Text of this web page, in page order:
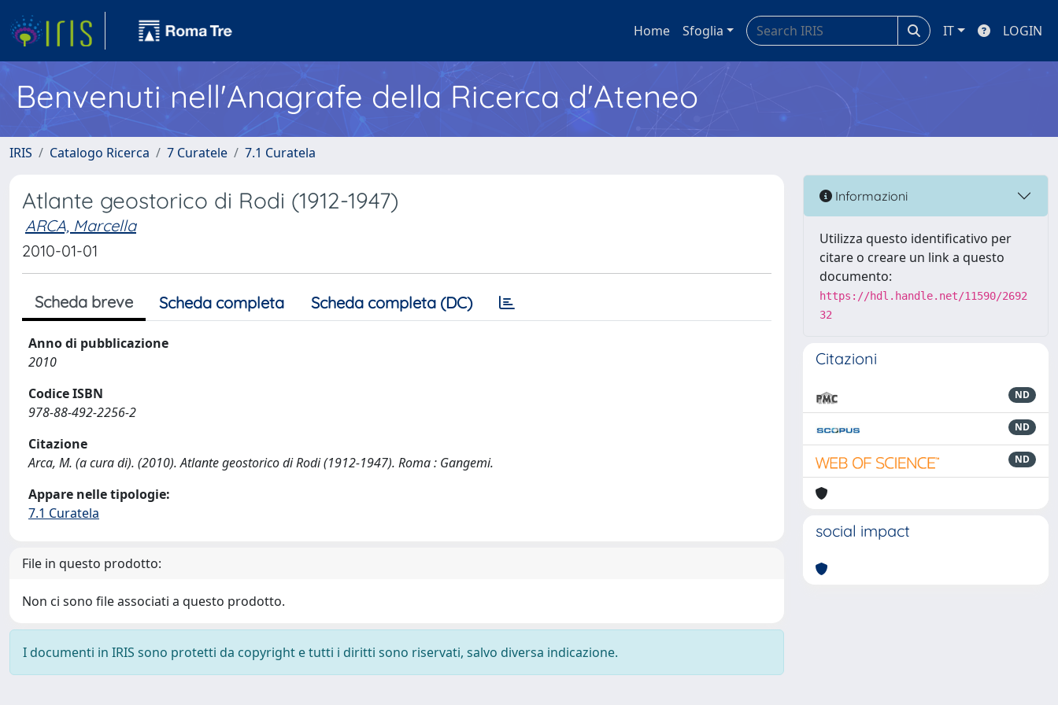
Home Sfoglia IT LOGIN
Benvenuti nell'Anagrafe della Ricerca d'Ateneo
IRIS Catalogo Ricerca 7 Curatele 7.1 Curatela
Atlante geostorico di Rodi (1912-1947)
ARCA, Marcella
2010-01-01
Scheda breve Scheda completa Scheda completa (DC)
Anno di pubblicazione
2010
Codice ISBN
978-88-492-2256-2
Citazione
Arca, M. (a cura di). (2010). Atlante geostorico di Rodi (1912-1947). Roma : Gangemi.
Appare nelle tipologie:
7.1 Curatela
File in questo prodotto:
Non ci sono file associati a questo prodotto.
I documenti in IRIS sono protetti da copyright e tutti i diritti sono riservati, salvo diversa indicazione.
Informazioni
Utilizza questo identificativo per
citare o creare un link a questo
documento:
https://hdl.handle.net/11590/2692
32
Citazioni
ND
ND
ND
social impact